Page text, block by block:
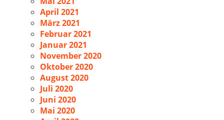
April 2021
März 2021
Februar 2021
Januar 2021
November 2020
Oktober 2020
August 2020
Juli 2020
Juni 2020
Mai 2020